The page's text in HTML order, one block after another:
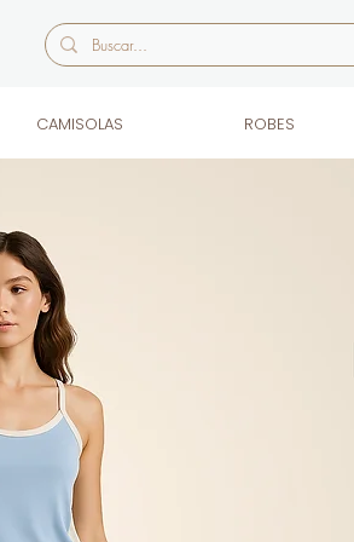
CAMISOLAS ROBES